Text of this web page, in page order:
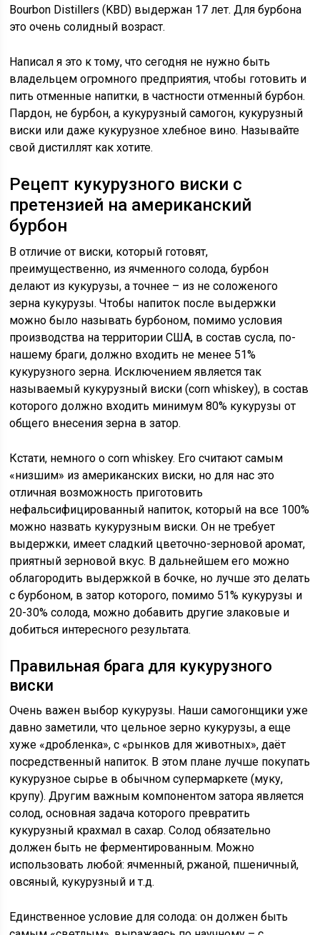
Bourbon Distillers (KBD) выдержан 17 лет. Для бурбона
это очень солидный возраст.
Написал я это к тому, что сегодня не нужно быть
владельцем огромного предприятия, чтобы готовить и
пить отменные напитки, в частности отменный бурбон.
Пардон, не бурбон, а кукурузный самогон, кукурузный
виски или даже кукурузное хлебное вино. Называйте
свой дистиллят как хотите.
Рецепт кукурузного виски с
претензией на американский
бурбон
В отличие от виски, который готовят,
преимущественно, из ячменного солода, бурбон
делают из кукурузы, а точнее – из не соложеного
зерна кукурузы. Чтобы напиток после выдержки
можно было называть бурбоном, помимо условия
производства на территории США, в состав сусла, по-
нашему браги, должно входить не менее 51%
кукурузного зерна. Исключением является так
называемый кукурузный виски (corn whiskey), в состав
которого должно входить минимум 80% кукурузы от
общего внесения зерна в затор.
Кстати, немного о corn whiskey. Его считают самым
«низшим» из американских виски, но для нас это
отличная возможность приготовить
нефальсифицированный напиток, который на все 100%
можно назвать кукурузным виски. Он не требует
выдержки, имеет сладкий цветочно-зерновой аромат,
приятный зерновой вкус. В дальнейшем его можно
облагородить выдержкой в бочке, но лучше это делать
с бурбоном, в затор которого, помимо 51% кукурузы и
20-30% солода, можно добавить другие злаковые и
добиться интересного результата.
Правильная брага для кукурузного
виски
Очень важен выбор кукурузы. Наши самогонщики уже
давно заметили, что цельное зерно кукурузы, а еще
хуже «дробленка», с «рынков для животных», даёт
посредственный напиток. В этом плане лучше покупать
кукурузное сырье в обычном супермаркете (муку,
крупу). Другим важным компонентом затора является
солод, основная задача которого превратить
кукурузный крахмал в сахар. Солод обязательно
должен быть не ферментированным. Можно
использовать любой: ячменный, ржаной, пшеничный,
овсяный, кукурузный и т.д.
Единственное условие для солода: он должен быть